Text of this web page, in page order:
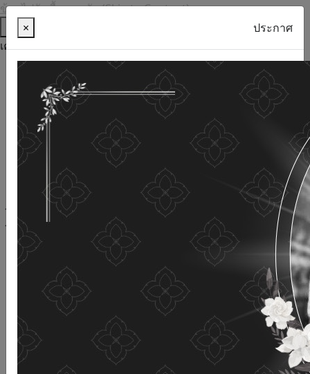
ข้ามไปยังเนื้อหาหลัก (Skip to Content)
ช่วยเหลือ
เครื่องมือการเข้าถึง
ภาษาไทย
ภาษาอังกฤษ
เพิ่มขนาดตัวอักษร
ลดขนาดตัวอักษร
ขนาดตัวอักษรปกติ
ความคมชัดสูง
ความคมชัดเชิงลบ
ความคมชัดปกติ
เปิดอ่านด้วยเสียง
ปิดอ่านด้วยเสียง
ผังเว็บไซต์
เว็บไซต์นี้ใช้คุกกี้ (Cookies)
กรมกิจการผู้สูงอายุ
ให้ความสำคัญต่อข้อมูลส่วนบุคคลของ
ท่าน เพื่อการพัฒนาและปรับปรุงเว็บไซต์ หากท่านใช้บริการ
เว็บไซต์นี้โดยไม่มีการปรับตั้งค่าใดๆ แสดงว่าท่านยินยอมที่จะ
รับคุกกี้บนเว็บไซต์ และนโยบายสิทธิส่วนบุคคลของเรา
ดูรายละเอียด ยอมรับทั้งหมด
× ประกาศ